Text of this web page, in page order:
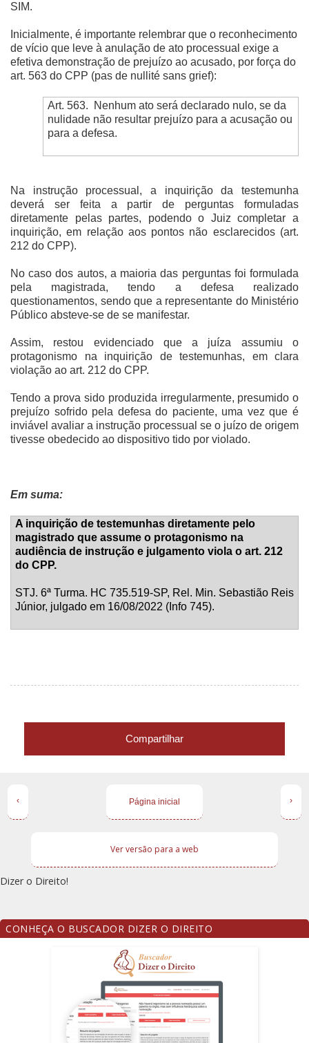
SIM.
Inicialmente, é importante relembrar que o reconhecimento
de vício que leve à anulação de ato processual exige a
efetiva demonstração de prejuízo ao acusado, por força do
art. 563 do CPP (pas de nullité sans grief):
Art. 563.
Nenhum ato será declarado nulo, se da
nulidade não resultar prejuízo para a acusação ou
para a defesa.
Na instrução processual, a inquirição da testemunha
deverá ser feita a partir de perguntas formuladas
diretamente pelas partes, podendo o Juiz completar a
inquirição, em relação aos pontos não esclarecidos (art.
212 do CPP).
No caso dos autos, a maioria das perguntas foi formulada
pela magistrada, tendo a defesa realizado
questionamentos, sendo que a representante do Ministério
Público absteve-se de se manifestar.
Assim, restou evidenciado que a juíza assumiu o
protagonismo na inquirição de testemunhas, em clara
violação ao art. 212 do CPP.
Tendo a prova sido produzida irregularmente, presumido o
prejuízo sofrido pela defesa do paciente, uma vez que é
inviável avaliar a instrução processual se o juízo de origem
tivesse obedecido ao dispositivo tido por violado.
Em suma:
A inquirição de testemunhas diretamente pelo
magistrado que assume o protagonismo na
audiência de instrução e julgamento viola o art. 212
do CPP.
STJ. 6ª Turma. HC 735.519-SP, Rel. Min. Sebastião Reis
Júnior, julgado em 16/08/2022 (Info 745).
Compartilhar
‹ ›
Página inicial
Ver versão para a web
Dizer o Direito!
CONHEÇA O BUSCADOR DIZER O DIREITO